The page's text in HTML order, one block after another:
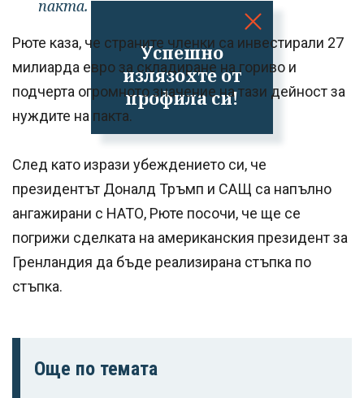
Успешно
излязохте от
профила си!
пакта.
Рюте каза, че страните членки са инвестирали 27
милиарда евро за складиране на гориво и
подчерта огромното значение на тази дейност за
нуждите на пакта.
След като изрази убеждението си, че
президентът Доналд Тръмп и САЩ са напълно
ангажирани с НАТО, Рюте посочи, че ще се
погрижи сделката на американския президент за
Гренландия да бъде реализирана стъпка по
стъпка.
Още по темата